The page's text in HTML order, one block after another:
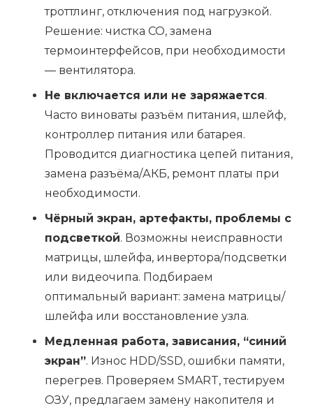
троттлинг, отключения под нагрузкой.
Решение: чистка СО, замена
термоинтерфейсов, при необходимости
— вентилятора.
Не включается или не заряжается.
Часто виноваты разъём питания, шлейф,
контроллер питания или батарея.
Проводится диагностика цепей питания,
замена разъёма/АКБ, ремонт платы при
необходимости.
Чёрный экран, артефакты, проблемы с
подсветкой. Возможны неисправности
матрицы, шлейфа, инвертора/подсветки
или видеочипа. Подбираем
оптимальный вариант: замена матрицы/
шлейфа или восстановление узла.
Медленная работа, зависания, “синий
экран”. Износ HDD/SSD, ошибки памяти,
перегрев. Проверяем SMART, тестируем
ОЗУ, предлагаем замену накопителя и